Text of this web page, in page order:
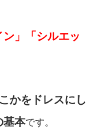
」「シルエッ
かをドレスにし
基本です。